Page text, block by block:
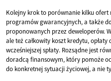
Kolejny krok to porównanie kilku
programów gwarancyjnych, a także
proponowanych przez deweloperów.
ale też całkowity koszt kredytu,
wcześniejszej spłaty. Rozsądne jest
doradcą finansowym, który pomoże
do konkretnej sytuacji życiowej, a nie